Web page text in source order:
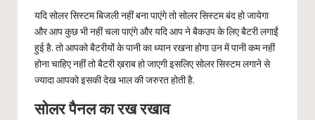
यदि सोलर सिस्टम बिजली नहीं बना पाएंगे तो सोलर सिस्टम बंद हो जायेगा
और आप कुछ भी नहीं चला पाएंगे और यदि आप ने बैकउप के लिए बैटरी लगाईं
हुई है. तो आपको बैटरीयों के पानी का ध्यान रखना होगा उन में पानी कम नहीं
होना चाहिए नहीं तो बैटरी ख़राब हो जाएगी इसलिए सोलर सिस्टम लगाने से
ज्यादा आपको इसकी देख भाल की जरुरत होती है.
सोलर पैनल का रख रखाव